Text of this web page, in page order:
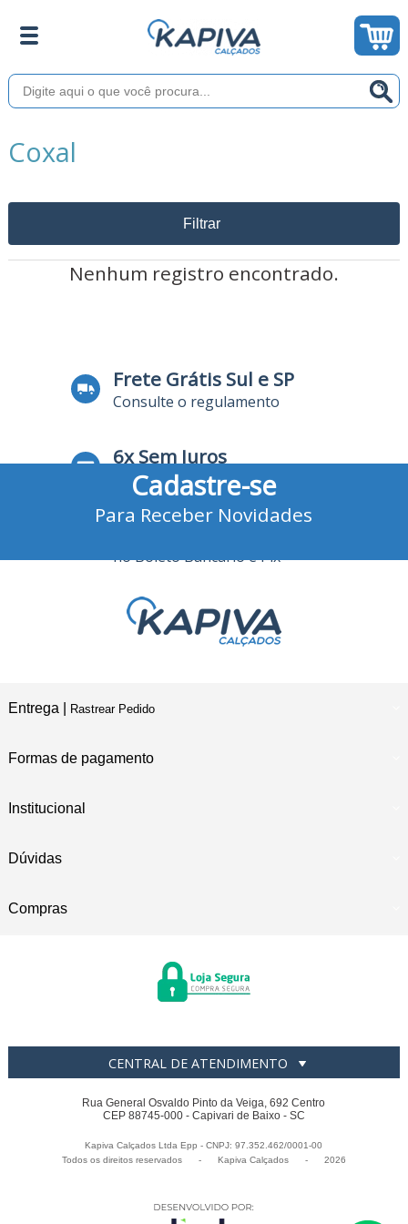
Coxal
Filtrar
Nenhum registro encontrado.
Frete Grátis Sul e SP
Consulte o regulamento
6x Sem Juros
no Cartão de Crédito
no Boleto Bancário e Pix
Cadastre-se
Para Receber Novidades
Entrega | Rastrear Pedido
Formas de pagamento
Institucional
Dúvidas
Compras
CENTRAL DE ATENDIMENTO
Rua General Osvaldo Pinto da Veiga, 692 Centro
CEP 88745-000 - Capivari de Baixo - SC
Kapiva Calçados Ltda Epp - CNPJ: 97.352.462/0001-00
Todos os direitos reservados
- Kapiva Calçados - 2026